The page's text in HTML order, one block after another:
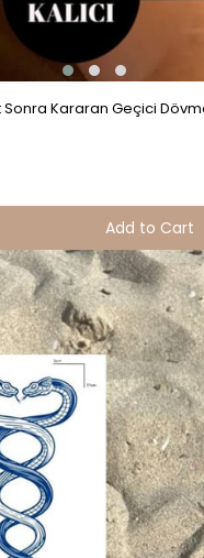
Sonra Kararan Geçici
Add to Cart